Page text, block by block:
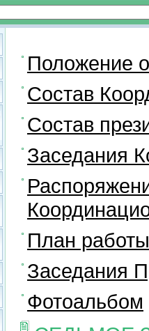
Положение
Состав
Состав
Заседания
План
Заседания
Фотоальбом